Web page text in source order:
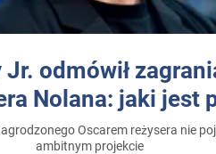
odmówił
Nolana: jaki jest
Oscarem reżysera nie
ambitnym projekcie